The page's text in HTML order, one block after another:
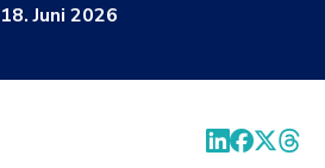
18. Juni 2026